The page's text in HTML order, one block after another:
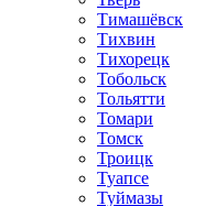
Тимашёвск
Тихвин
Тихорецк
Тобольск
Тольятти
Томари
Томск
Троицк
Туапсе
Туймазы